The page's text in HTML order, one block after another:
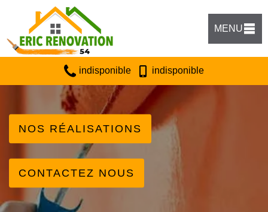
MENU
indisponible indisponible
NOS RÉALISATIONS
CONTACTEZ NOUS